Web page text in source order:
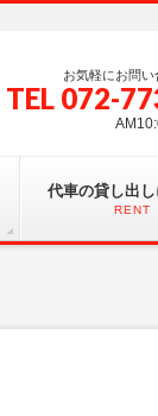
お気軽にお問
TEL 072-
代車の貸し出
RENT